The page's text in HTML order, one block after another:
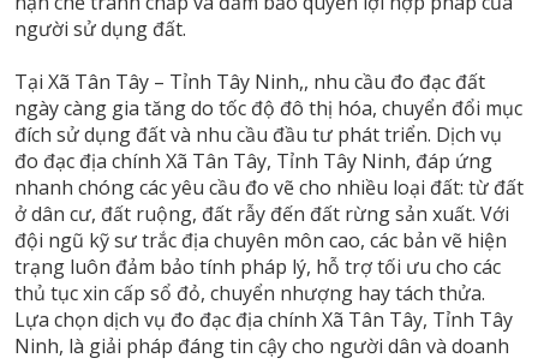
người sử dụng đất.
Tại Xã Tân Tây – Tỉnh Tây Ninh,, nhu cầu đo đạc đất
ngày càng gia tăng do tốc độ đô thị hóa, chuyển đổi mục
đích sử dụng đất và nhu cầu đầu tư phát triển. Dịch vụ
đo đạc địa chính Xã Tân Tây, Tỉnh Tây Ninh, đáp ứng
nhanh chóng các yêu cầu đo vẽ cho nhiều loại đất: từ đất
ở dân cư, đất ruộng, đất rẫy đến đất rừng sản xuất. Với
đội ngũ kỹ sư trắc địa chuyên môn cao, các bản vẽ hiện
trạng luôn đảm bảo tính pháp lý, hỗ trợ tối ưu cho các
thủ tục xin cấp sổ đỏ, chuyển nhượng hay tách thửa.
Lựa chọn dịch vụ đo đạc địa chính Xã Tân Tây, Tỉnh Tây
Ninh, là giải pháp đáng tin cậy cho người dân và doanh